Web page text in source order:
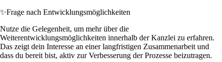
✨Frage nach Entwicklungsmöglichkeiten
Nutze die Gelegenheit, um mehr über die
Weiterentwicklungsmöglichkeiten innerhalb der Kanzlei zu erfahren.
Das zeigt dein Interesse an einer langfristigen Zusammenarbeit und
dass du bereit bist, aktiv zur Verbesserung der Prozesse beizutragen.